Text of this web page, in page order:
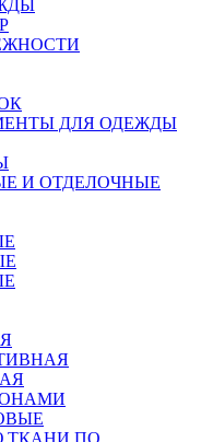
ДЛЯ ОДЕЖДЫ
И ОТДЕЛОЧНЫЕ
ТКАНИ ПО